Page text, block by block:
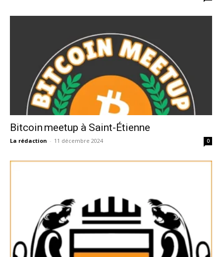
Bitcoin meetup à Saint-Étienne
La rédaction - 11 décembre 2024 0